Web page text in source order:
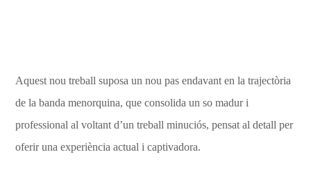
Aquest nou treball suposa un nou pas endavant en la trajectòria
de la banda menorquina, que consolida un so madur i
professional al voltant d’un treball minuciós, pensat al detall per
oferir una experiència actual i captivadora.